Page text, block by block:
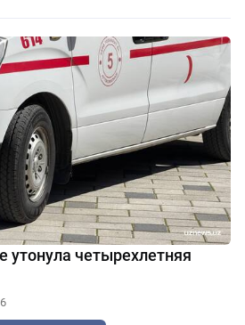
утонула четырехлетняя